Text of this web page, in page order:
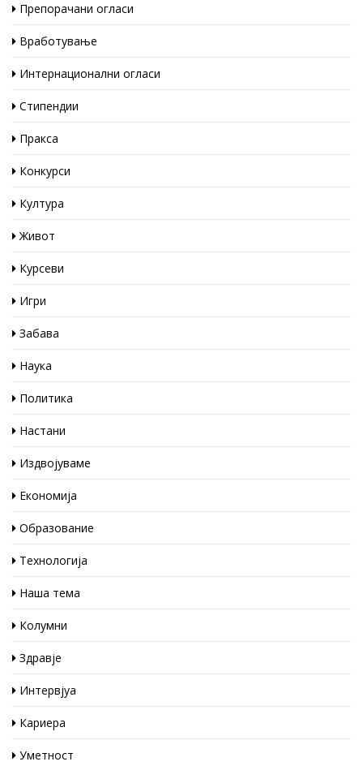
Препорачани огласи
Вработување
Интернационални огласи
Стипендии
Пракса
Конкурси
Култура
Живот
Курсеви
Игри
Забава
Наука
Политика
Настани
Издвојуваме
Економија
Образование
Технологија
Наша тема
Колумни
Здравје
Интервјуа
Кариера
Уметност